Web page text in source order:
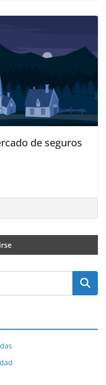
de seguros